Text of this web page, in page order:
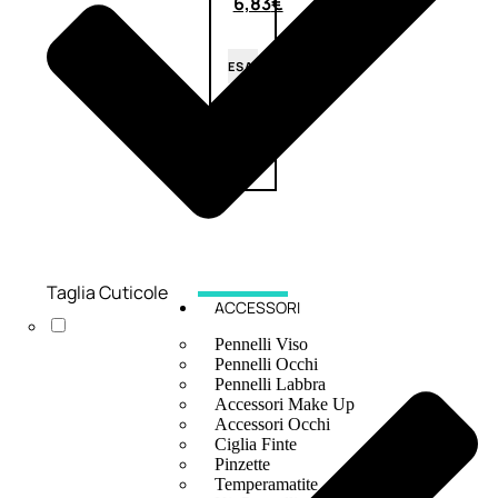
ESAURITO
ACCESSORI
Pennelli Viso
Pennelli Occhi
Pennelli Labbra
Accessori Make Up
Accessori Occhi
Ciglia Finte
Pinzette
Temperamatite
Taglia Cuticole